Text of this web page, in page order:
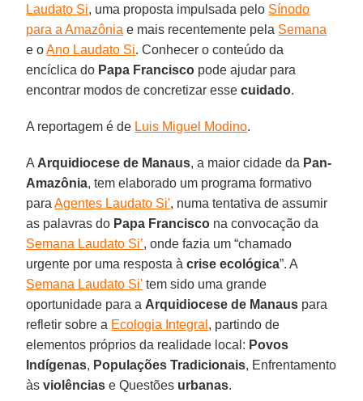
Laudato Si, uma proposta impulsada pelo Sínodo
para a Amazônia e mais recentemente pela Semana
e oAno Laudato Si. Conhecer o conteúdo da
encíclica do Papa Francisco pode ajudar para
encontrar modos de concretizar essecuidado.
A reportagem é de Luis Miguel Modino.
A Arquidiocese de Manaus, a maior cidade da Pan-
Amazônia, tem elaborado um programa formativo
paraAgentes Laudato Si', numa tentativa de assumir
as palavras do Papa Francisco na convocação da
Semana Laudato Si’, onde fazia um “chamado
urgente por uma resposta àcrise ecológica”. A
Semana Laudato Si' tem sido uma grande
oportunidade para a Arquidiocese de Manaus para
refletir sobre a Ecologia Integral , partindo de
elementos próprios da realidade local: Povos
Indígenas, Populações Tradicionais, Enfrentamento
àsviolências e Questões urbanas.